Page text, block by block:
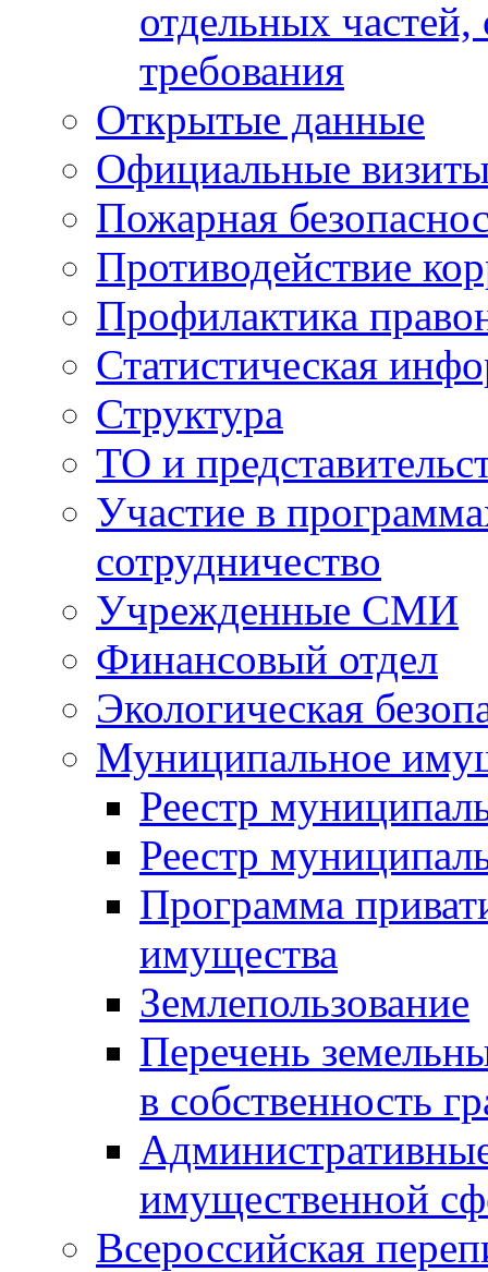
отдельных
требования
Открытые данные
Официальные
Пожарная
Противодействие
Профилактика
Статистическая
Структура
ТО и
Участие в
сотрудничество
Учрежденные СМИ
Финансовый отдел
Экологическая
Муниципальное
Реестр
Реестр
Программа
имущества
Землепользование
Перечень
в собственность
имущественной
Всероссийская